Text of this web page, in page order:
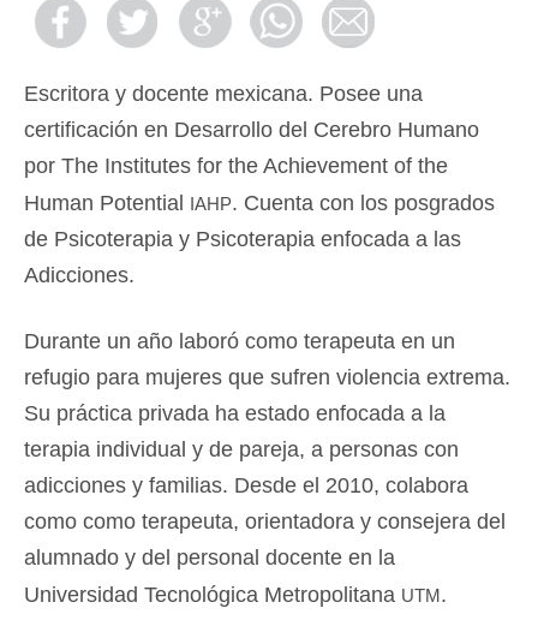
Escritora y docente mexicana. Posee una
certificación en Desarrollo del Cerebro Humano
por The Institutes for the Achievement of the
Human Potential iahp. Cuenta con los posgrados
de Psicoterapia y Psicoterapia enfocada a las
Adicciones.
Durante un año laboró como terapeuta en un
refugio para mujeres que sufren violencia extrema.
Su práctica privada ha estado enfocada a la
terapia individual y de pareja, a personas con
adicciones y familias. Desde el 2010, colabora
como como terapeuta, orientadora y consejera del
alumnado y del personal docente en la
Universidad Tecnológica Metropolitana utm.